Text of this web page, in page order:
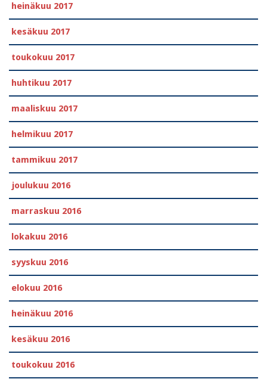
heinäkuu 2017
kesäkuu 2017
toukokuu 2017
huhtikuu 2017
maaliskuu 2017
helmikuu 2017
tammikuu 2017
joulukuu 2016
marraskuu 2016
lokakuu 2016
syyskuu 2016
elokuu 2016
heinäkuu 2016
kesäkuu 2016
toukokuu 2016